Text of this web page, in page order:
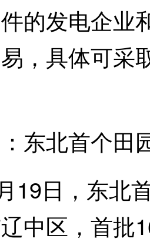
的发电企业
，具体可采
北首个田
日，东北首
中区，首批